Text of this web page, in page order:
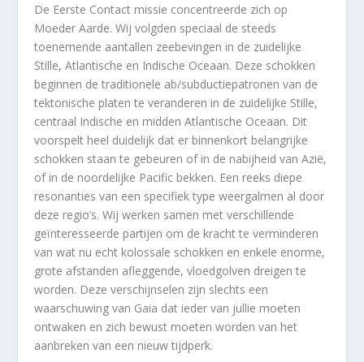
De Eerste Contact missie concentreerde zich op
Moeder Aarde. Wij volgden speciaal de steeds
toenemende aantallen zeebevingen in de zuidelijke
Stille, Atlantische en Indische Oceaan. Deze schokken
beginnen de traditionele ab/subductiepatronen van de
tektonische platen te veranderen in de zuidelijke Stille,
centraal Indische en midden Atlantische Oceaan. Dit
voorspelt heel duidelijk dat er binnenkort belangrijke
schokken staan te gebeuren of in de nabijheid van Azië,
of in de noordelijke Pacific bekken. Een reeks diepe
resonanties van een specifiek type weergalmen al door
deze regio’s. Wij werken samen met verschillende
geïnteresseerde partijen om de kracht te verminderen
van wat nu echt kolossale schokken en enkele enorme,
grote afstanden afleggende, vloedgolven dreigen te
worden. Deze verschijnselen zijn slechts een
waarschuwing van Gaia dat ieder van jullie moeten
ontwaken en zich bewust moeten worden van het
aanbreken van een nieuw tijdperk.